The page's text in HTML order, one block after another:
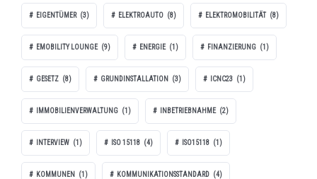
EIGENTÜMER (3) ELEKTROAUTO (8) ELEKTROMOBILITÄT (8)
EMOBILITY LOUNGE (9) ENERGIE (1) FINANZIERUNG (1)
GESETZ (8) GRUNDINSTALLATION (3) ICNC23 (1)
IMMOBILIENVERWALTUNG (1) INBETRIEBNAHME (2)
INTERVIEW (1) ISO 15118 (4) ISO15118 (1)
KOMMUNEN (1) KOMMUNIKATIONSSTANDARD (4)